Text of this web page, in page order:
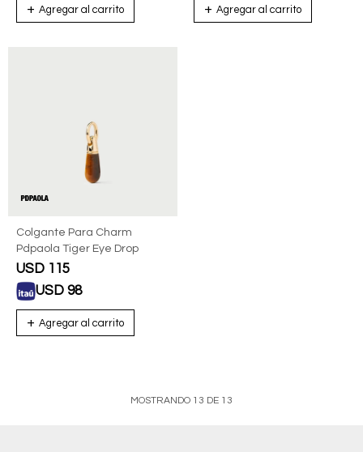
Colgante Para Charm
Pdpaola Tiger Eye Drop
USD 115
USD 98
MOSTRANDO 13 DE 13